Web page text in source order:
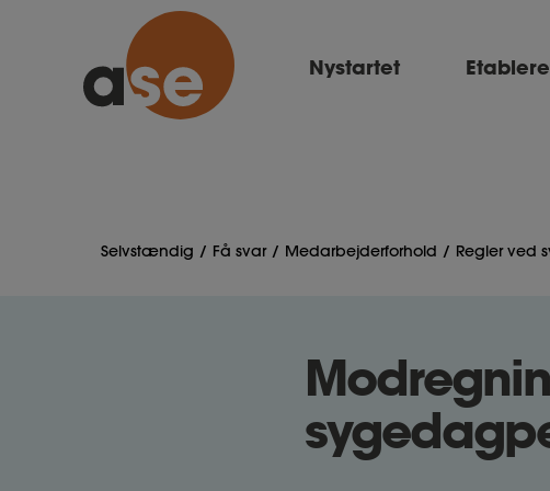
Nystartet
Selvstændig Få svar Medarbejderforhold Regler ved